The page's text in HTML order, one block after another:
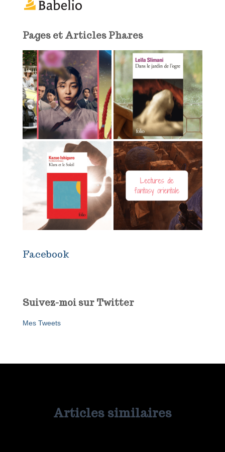
a
Pages et Articles Phares
Facebook
Suivez-moi sur Twitter
Mes Tweets
Articles similaires